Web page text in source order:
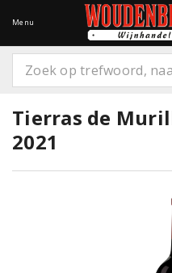
Menu
Tierras de
2021